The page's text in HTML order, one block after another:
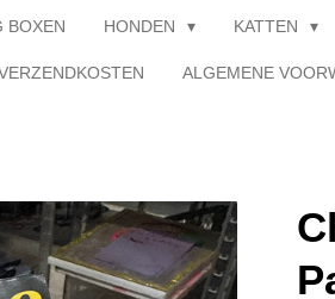
BOXEN HONDEN KATTEN
ALGEMENE